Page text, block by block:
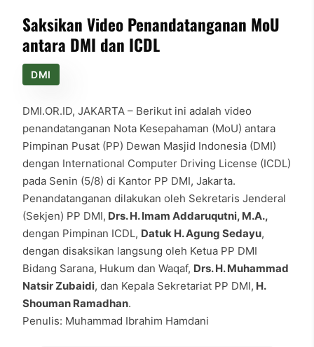
Saksikan Video Penandatanganan MoU
antara DMI dan ICDL
DMI
DMI.OR.ID, JAKARTA – Berikut ini adalah video
penandatanganan Nota Kesepahaman (MoU) antara
Pimpinan Pusat (PP) Dewan Masjid Indonesia (DMI)
dengan International Computer Driving License (ICDL)
pada Senin (5/8) di Kantor PP DMI, Jakarta.
Penandatanganan dilakukan oleh Sekretaris Jenderal
(Sekjen) PP DMI, Drs. H. Imam Addaruqutni, M.A.,
dengan Pimpinan ICDL, Datuk H. Agung Sedayu,
dengan disaksikan langsung oleh Ketua PP DMI
Bidang Sarana, Hukum dan Waqaf, Drs. H. Muhammad
Natsir Zubaidi, dan Kepala Sekretariat PP DMI, H.
Shouman Ramadhan.
Penulis: Muhammad Ibrahim Hamdani